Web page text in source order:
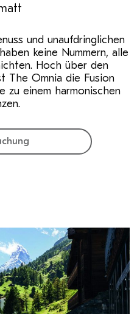
und unaufdringlichen
keine Nummern, alle
Hoch über den
The Omnia die Fusion
zu einem harmonischen